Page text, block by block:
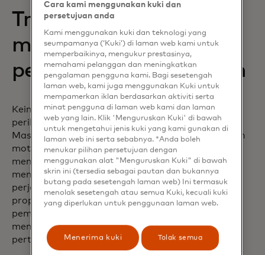
Tren utama yang
mendorong perilaku
perjalanan masa depan
Keinginan konsumen untuk bepergian lagi memicu
perilaku baru. Para ahli perjalanan dan pariwisata
Mastercard telah mengumpulkan karakteristik dan
motivasi utama wisatawan masa depan untuk
membantu menginformasikan, menasihati, dan
menginspirasi mitra kami di seluruh ekosistem
perjalanan dan pariwisata guna meningkatkan
proposisi nilai destinasi, meningkatkan strategi
pemasaran, dan membangun inisiatif untuk
mempromosikan perlindungan lingkungan dan
pertumbuhan inklusif.
Cara kami menggunakan kuki dan
persetujuan anda
Kami menggunakan kuki dan teknologi yang
seumpamanya (‘Kuki’) di laman web kami untuk
memperbaikinya, mengukur prestasinya,
memahami pelanggan dan meningkatkan
pengalaman pengguna kami. Bagi sesetengah
laman web, kami juga menggunakan Kuki untuk
mempamerkan iklan berdasarkan aktiviti serta
minat pengguna di laman web kami dan laman
web yang lain. Klik 'Menguruskan Kuki' di bawah
untuk mengetahui jenis kuki yang kami gunakan di
laman web ini serta sebabnya. *Anda boleh
menukar pilihan persetujuan dengan
menggunakan alat "Menguruskan Kuki" di bawah
skrin ini (tersedia sebagai pautan dan bukannya
butang pada sesetengah laman web) Ini termasuk
menolak sesetengah atau semua Kuki, kecuali kuki
yang diperlukan untuk penggunaan laman web.
Menerima kuki Tolak semua